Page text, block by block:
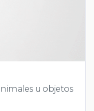
u objetos